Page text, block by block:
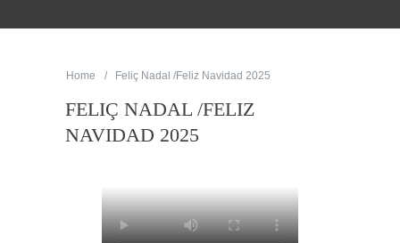
Home Feliç Nadal /Feliz Navidad 2025
FELIÇ NADAL /FELIZ
NAVIDAD 2025